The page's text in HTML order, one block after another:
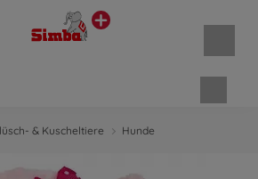
& Kuscheltiere Hunde